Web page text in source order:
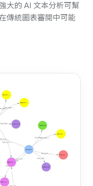
大的 AI 文本分析可幫
傳統圖表審閱中可能